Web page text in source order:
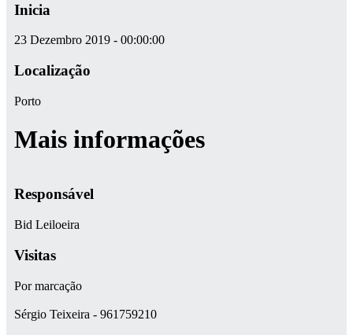
Inicia
23 Dezembro 2019 - 00:00:00
Localização
Porto
Mais informações
Responsável
Bid Leiloeira
Visitas
Por marcação
Sérgio Teixeira - 961759210